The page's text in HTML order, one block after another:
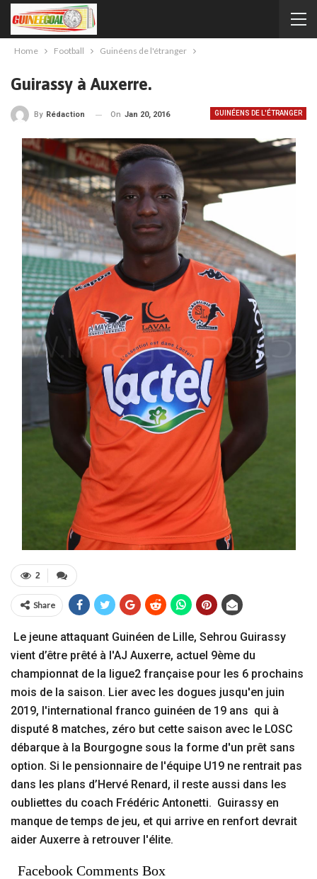
Home Football Guinéens de l'étranger
Guirassy à Auxerre.
GUINÉENS DE L'ÉTRANGER
By Rédaction On Jan 20, 2016
2
Share
Le jeune attaquant Guinéen de Lille, Sehrou Guirassy
vient d’être prêté à l'AJ Auxerre, actuel 9ème du
championnat de la ligue2 française pour les 6 prochains
mois de la saison. Lier avec les dogues jusqu'en juin
2019, l'international franco guinéen de 19 ans qui à
disputé 8 matches, zéro but cette saison avec le LOSC
débarque à la Bourgogne sous la forme d'un prêt sans
option. Si le pensionnaire de l'équipe U19 ne rentrait pas
dans les plans d’Hervé Renard, il reste aussi dans les
oubliettes du coach Frédéric Antonetti. Guirassy en
manque de temps de jeu, et qui arrive en renfort devrait
aider Auxerre à retrouver l'élite.
Facebook Comments Box